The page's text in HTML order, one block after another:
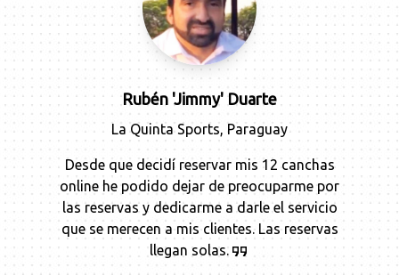
Rubén 'Jimmy' Duarte
La Quinta Sports, Paraguay
Desde que decidí reservar mis 12 canchas
online he podido dejar de preocuparme por
las reservas y dedicarme a darle el servicio
que se merecen a mis clientes. Las reservas
llegan solas.